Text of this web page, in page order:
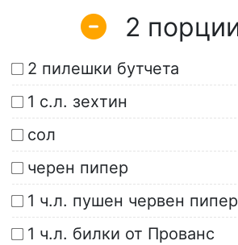
2
2 пилешки бутчета
1 с.л. зехтин
сол
черен пипер
1 ч.л. пушен червен пипер
1 ч.л. билки от Прованс